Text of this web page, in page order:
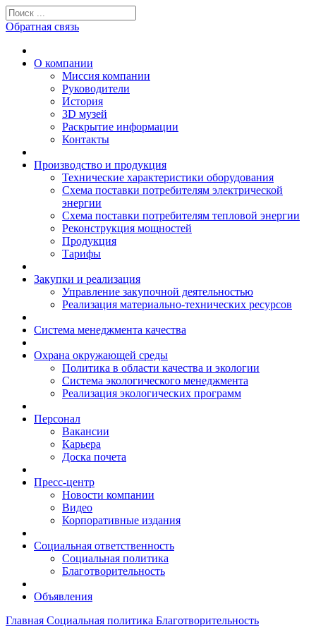
Обратная связь
О компании
Миссия компании
Руководители
История
3D музей
Раскрытие информации
Контакты
Производство и продукция
Технические характеристики оборудования
Схема поставки потребителям электрической
энергии
Схема поставки потребителям тепловой энергии
Реконструкция мощностей
Продукция
Тарифы
Закупки и реализация
Управление закупочной деятельностью
Реализация материально-технических ресурсов
Система менеджмента качества
Охрана окружающей среды
Политика в области качества и экологии
Система экологического менеджмента
Реализация экологических программ
Персонал
Вакансии
Карьера
Доска почета
Пресс-центр
Новости компании
Видео
Корпоративные издания
Социальная ответственность
Социальная политика
Благотворительность
Объявления
Главная Социальная политика Благотворительность